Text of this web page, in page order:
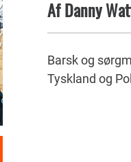
AfDanny
Barsk og
Tyskland og